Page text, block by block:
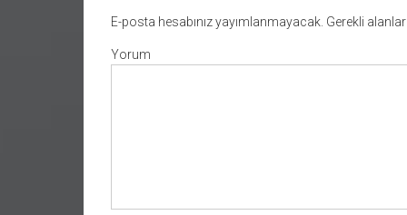
E-posta hesabınız yayımlanmayacak. Gerekli alanlar
Yorum